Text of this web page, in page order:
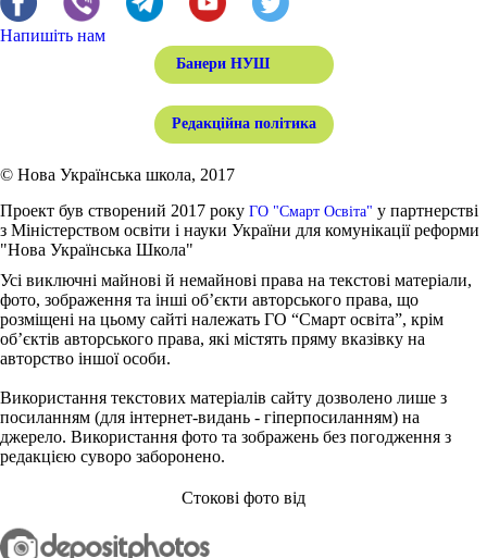
Напишіть нам
Банери НУШ
Редакційна політика
© Нова Українська школа, 2017
Проект був створений 2017 року ГО "Смарт Освіта" у партнерстві
з Міністерством освіти і науки України для комунікації реформи
"Нова Українська Школа"
Усі виключні майнові й немайнові права на текстові матеріали,
фото, зображення та інші об’єкти авторського права, що
розміщені на цьому сайті належать ГО “Смарт освіта”, крім
об’єктів авторського права, які містять пряму вказівку на
авторство іншої особи.
Використання текстових матеріалів сайту дозволено лише з
посиланням (для інтернет-видань - гіперпосиланням) на
джерело. Використання фото та зображень без погодження з
редакцією суворо заборонено.
Стокові фото від